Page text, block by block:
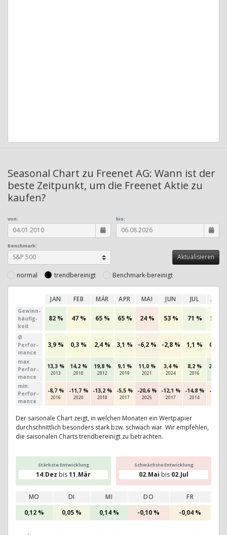
Seasonal Chart zu Freenet AG: Wann ist der
beste Zeitpunkt, um die Freenet Aktie zu
kaufen?
Benchmark:
von: bis:
normal trendbereinigt Benchmark-bereinigt
JAN FEB MÄR APR MAI JUN JUL AUG
Gewinn­
häufig­
keit
82 % 47 % 65 % 65 % 24 % 53 % 71 % 56 %
Ø
Perfor­
mance
3,9 % 0,3 % 2,4 % 3,1 % -6,2 % -2,8 % 1,1 % 0,8 %
max.
Per­for­
mance
13,3 %
2013
14,2 %
2010
19,8 %
2012
9,1 %
2019
11,0 %
2021
3,4 %
2024
8,2 %
2016
23,6 %
min.
Per­for­
mance
-8,7 %
2016
-11,7 %
2020
-13,2 %
2018
-5,5 %
2017
-20,6 %
2025
-12,1 %
2017
-14,8 %
2014
-9,3 %
Der saisonale Chart zeigt, in welchen Monaten ein Wertpapier
durchschnittlich besonders stark bzw. schwach war. Wir empfehlen,
die saisonalen Charts trendbereinigt zu betrachten.
Stärkste Entwicklung
14.Dez bis11.Mär
Schwächste Entwicklung
02.Mai bis 02.Jul
MO DI MI DO
FR
0,12 %
0,05 % 0,14 % -0,10 % -0,04 %